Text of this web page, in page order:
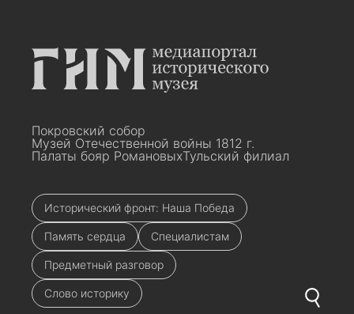
Покровский собор
Музей Отечественной войны 1812 г.
Палаты бояр РомановыхТульский филиал
Исторический фронт: Наша Победа
Память сердца Специалистам
Предметный разговор
Слово историку